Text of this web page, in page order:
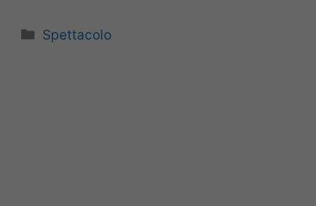
Categorie
Spettacolo